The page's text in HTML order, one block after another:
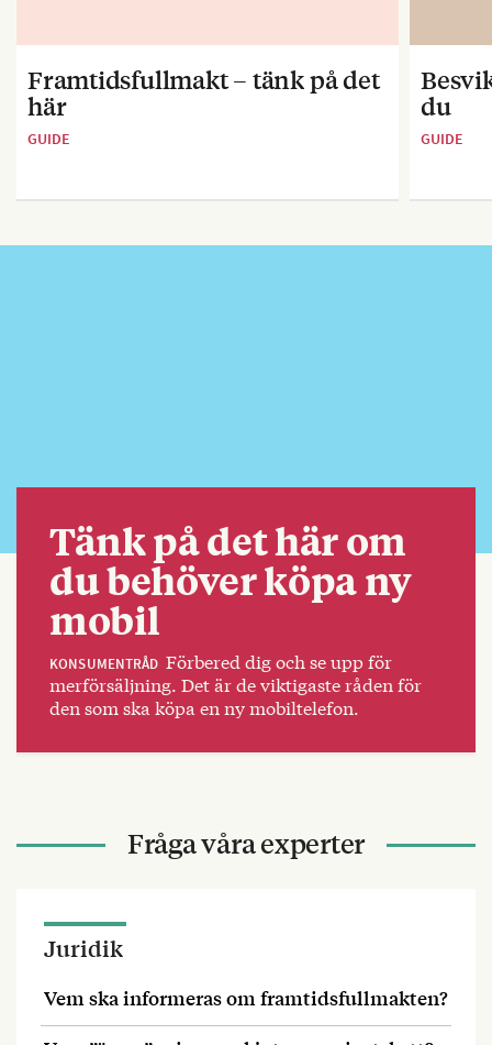
Framtidsfullmakt – tänk på det
här
GUIDE
du
GUIDE
Tänk på det här om
du behöver köpa ny
mobil
KONSUMENTRÅD Förbered dig och se upp för
merförsäljning. Det är de viktigaste råden för
den som ska köpa en ny mobiltelefon.
Fråga våra experter
Juridik
Vem ska informeras om framtidsfullmakten?